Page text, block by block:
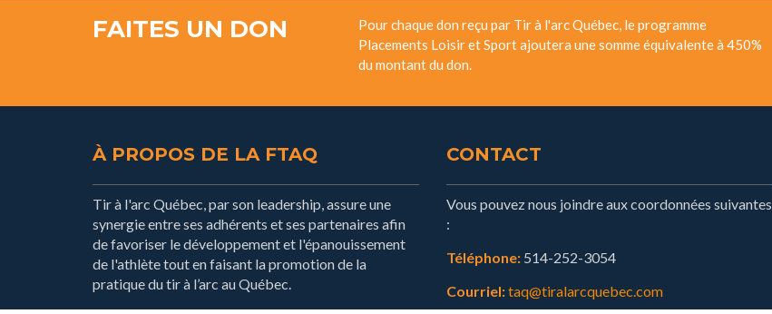
FAITES UN DON
Pour chaque don reçu par Tir à l'arc Québec, le programme
Placements Loisir et Sport ajoutera une somme équivalente à 450%
du montant du don.
À PROPOS DE LA FTAQ
Tir à l'arc Québec, par son leadership, assure une
synergie entre ses adhérents et ses partenaires afin
de favoriser le développement et l'épanouissement
de l'athlète tout en faisant la promotion de la
pratique du tir à l’arc au Québec.
CONTACT
Vous pouvez nous joindre aux coordonnées suivantes
:
Téléphone: 514-252-3054
Courriel:taq@tiralarcquebec.com